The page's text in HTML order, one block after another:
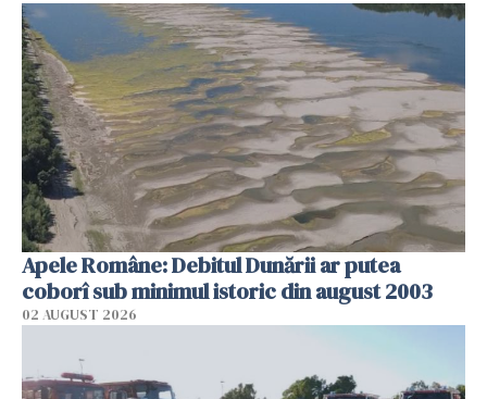
Apele Române: Debitul Dunării ar putea
coborî sub minimul istoric din august 2003
02 AUGUST 2026